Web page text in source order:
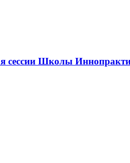
сессии Школы